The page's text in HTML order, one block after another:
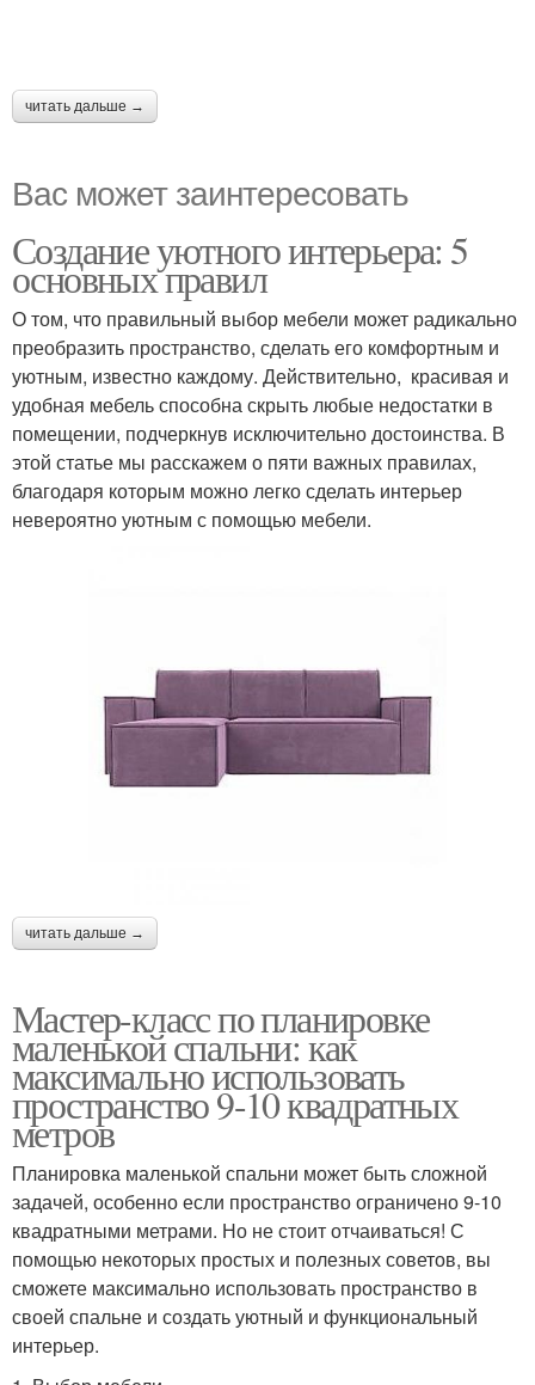
читать дальше →
Вас может заинтересовать
Создание уютного интерьера: 5
основных правил
О том, что правильный выбор мебели может радикально
преобразить пространство, сделать его комфортным и
уютным, известно каждому. Действительно, красивая и
удобная мебель способна скрыть любые недостатки в
помещении, подчеркнув исключительно достоинства. В
этой статье мы расскажем о пяти важных правилах,
благодаря которым можно легко сделать интерьер
невероятно уютным с помощью мебели.
читать дальше →
Мастер-класс по планировке
маленькой спальни: как
максимально использовать
пространство 9-10 квадратных
метров
Планировка маленькой спальни может быть сложной
задачей, особенно если пространство ограничено 9-10
квадратными метрами. Но не стоит отчаиваться! С
помощью некоторых простых и полезных советов, вы
сможете максимально использовать пространство в
своей спальне и создать уютный и функциональный
интерьер.